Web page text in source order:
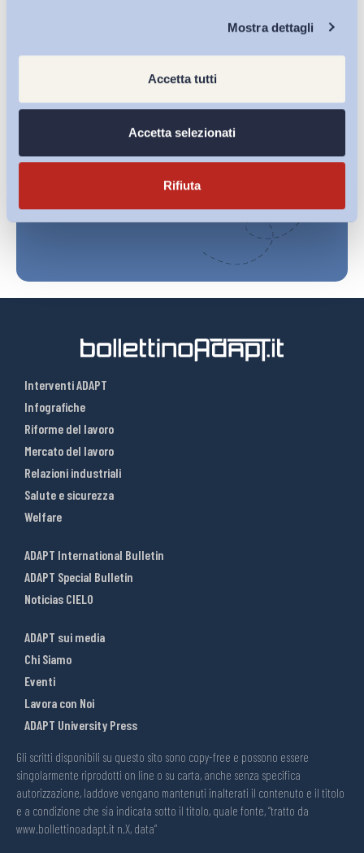
Mostra dettagli
Accetta tutti
Accetta selezionati
Rifiuta
Ho letto e Accetto il trattamento dei dati personali descritti
Interventi ADAPT
Infografiche
Riforme del lavoro
Mercato del lavoro
Relazioni industriali
Salute e sicurezza
Welfare
ADAPT International Bulletin
ADAPT Special Bulletin
Noticias CIELO
ADAPT sui media
Chi Siamo
Eventi
Lavora con Noi
ADAPT University Press
Gli scritti disponibili su questo sito sono copy-free e possono essere
singolarmente riprodotti on line o su carta, anche senza specifica
autorizzazione, laddove vengano mantenuti inalterati il contenuto e il titolo
e a condizione che sia indicata sotto il titolo, quale fonte, “tratto da
www.bollettinoadapt.it n.X, data“